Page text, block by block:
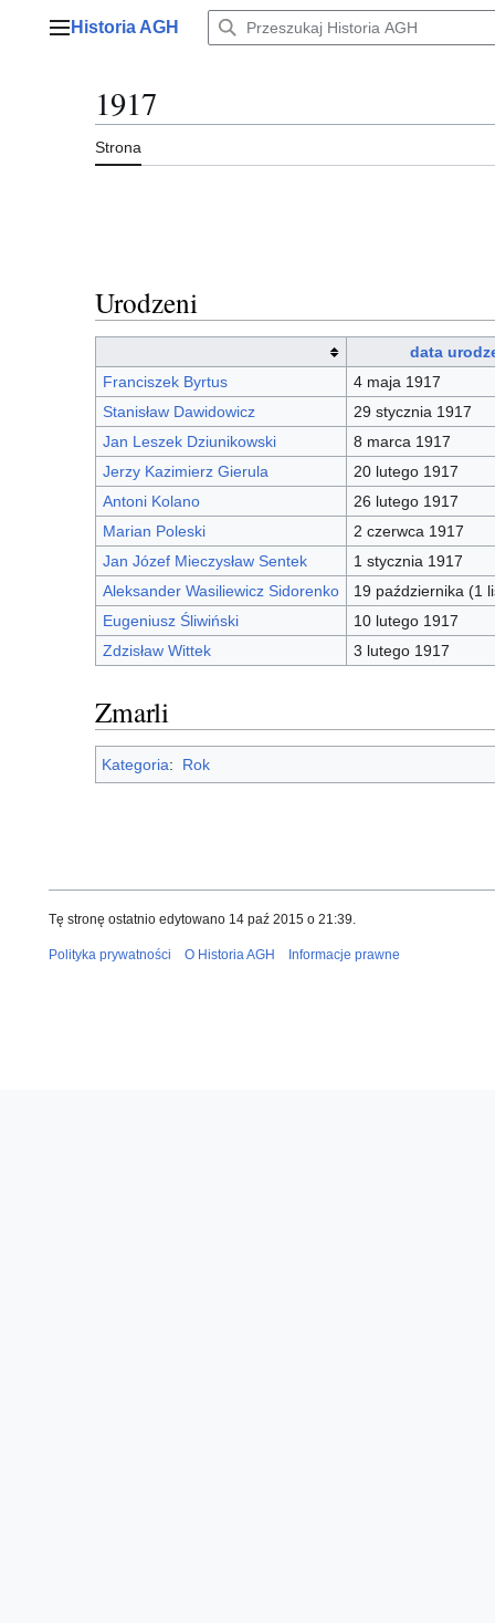
Menu główne
Historia AGH
1917
Strona
Urodzeni
data
Franciszek Byrtus
4 maja 1917
Stanisław Dawidowicz
29 stycznia 1917
Jan Leszek Dziunikowski
8 marca 1917
Jerzy Kazimierz Gierula
20 lutego 1917
Antoni Kolano
26 lutego 1917
Marian Poleski
2 czerwca 1917
Jan Józef Mieczysław Sentek
1 stycznia 1917
Aleksander Wasiliewicz Sidorenko
19 października (1
Eugeniusz Śliwiński
10 lutego 1917
Zdzisław Wittek
3 lutego 1917
Zmarli
Kategoria: Rok
Tę stronę ostatnio edytowano 14 paź 2015 o 21:39.
Polityka prywatności O Historia AGH Informacje prawne